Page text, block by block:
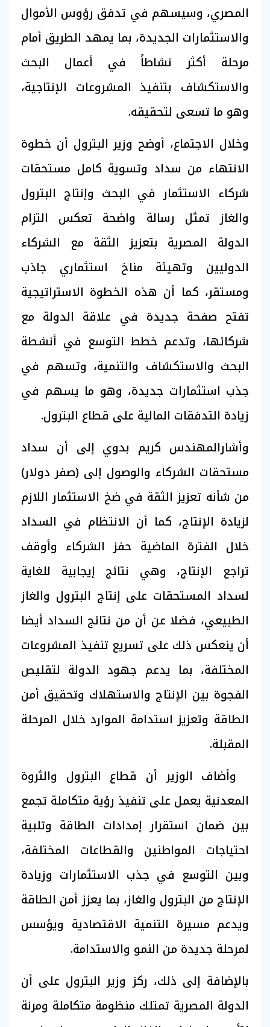
المصري، وسيسهم في تدفق رؤوس الأموال
والاستثمارات الجديدة، بما يمهد الطريق أمام
مرحلة أكثر نشاطاً في أعمال البحث
والاستكشاف بتنفيذ المشروعات الإنتاجية،
وهو ما تسعى لتحقيقه.
وخلال الاجتماع، أوضح وزير البترول أن خطوة
الانتهاء من سداد وتسوية كامل مستحقات
شركاء الاستثمار في البحث وإنتاج البترول
والغاز تمثل رسالة واضحة تعكس التزام
الدولة المصرية بتعزيز الثقة مع الشركاء
الدوليين وتهيئة مناخ استثماري جاذب
ومستقر، كما أن هذه الخطوة الاستراتيجية
تفتح صفحة جديدة في علاقة الدولة مع
شركائها، وتدعم خطط التوسع في أنشطة
البحث والاستكشاف والتنمية، وتسهم في
جذب استثمارات جديدة، وهو ما يسهم في
زيادة التدفقات المالية على قطاع البترول.
وأشارالمهندس كريم بدوي إلى أن سداد
مستحقات الشركاء والوصول إلى (صفر دولار)
من شأنه تعزيز الثقة في ضخ الاستثمار اللازم
لزيادة الإنتاج، كما أن الانتظام في السداد
خلال الفترة الماضية حفز الشركاء وأوقف
تراجع الإنتاج، وهي نتائج إيجابية للغاية
لسداد المستحقات على إنتاج البترول والغاز
الطبيعي، فضلا عن أن من نتائج السداد أيضا
أن ينعكس ذلك على تسريع تنفيذ المشروعات
المختلفة، بما يدعم جهود الدولة لتقليص
الفجوة بين الإنتاج والاستهلاك وتحقيق أمن
الطاقة وتعزيز استدامة الموارد خلال المرحلة
المقبلة.
وأضاف الوزير أن قطاع البترول والثروة
المعدنية يعمل على تنفيذ رؤية متكاملة تجمع
بين ضمان استقرار إمدادات الطاقة وتلبية
احتياجات المواطنين والقطاعات المختلفة،
وبين التوسع في جذب الاستثمارات وزيادة
الإنتاج من البترول والغاز، بما يعزز أمن الطاقة
ويدعم مسيرة التنمية الاقتصادية ويؤسس
لمرحلة جديدة من النمو والاستدامة.
بالإضافة إلى ذلك، ركز وزير البترول على أن
الدولة المصرية تمتلك منظومة متكاملة ومرنة